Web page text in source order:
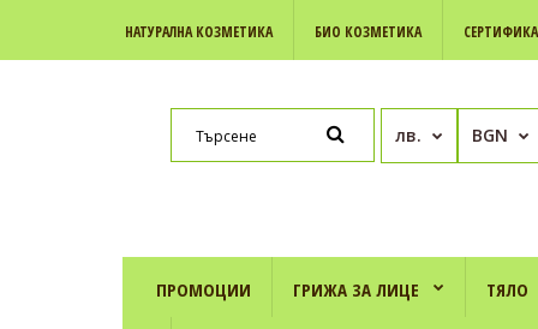
НАТУРАЛНА КОЗМЕТИКА БИО КОЗМЕТИКА
лв. BGN
ПРОМОЦИИ ГРИЖА ЗА ЛИЦЕ ТЯЛО